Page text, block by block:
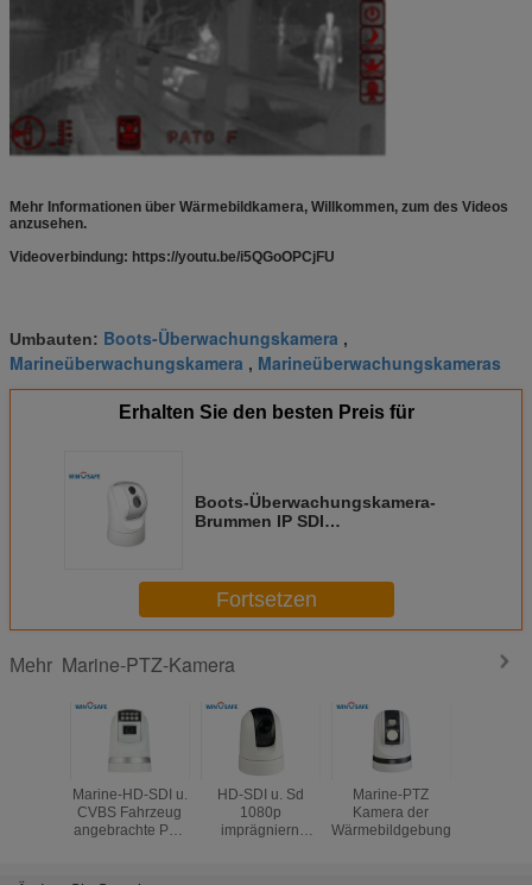
Mehr Informationen über Wärmebildkamera, Willkommen, zum des Videos
anzusehen.
Videoverbindung: https://youtu.be/i5QGoOPCjFU
Umbauten: Boots-Überwachungskamera ,
Marineüberwachungskamera , Marineüberwachungskameras
Erhalten Sie den besten Preis für
Boots-Überwachungskamera-
Brummen IP SDI
Fortsetzen
Mehr Marine-PTZ-Kamera
Marine-HD-SDI u.
CVBS Fahrzeug
angebrachte PTZ
HD-SDI u. Sd
1080p
imprägniern
Marine-PTZ
Kamera der
Wärmebildgebungs-